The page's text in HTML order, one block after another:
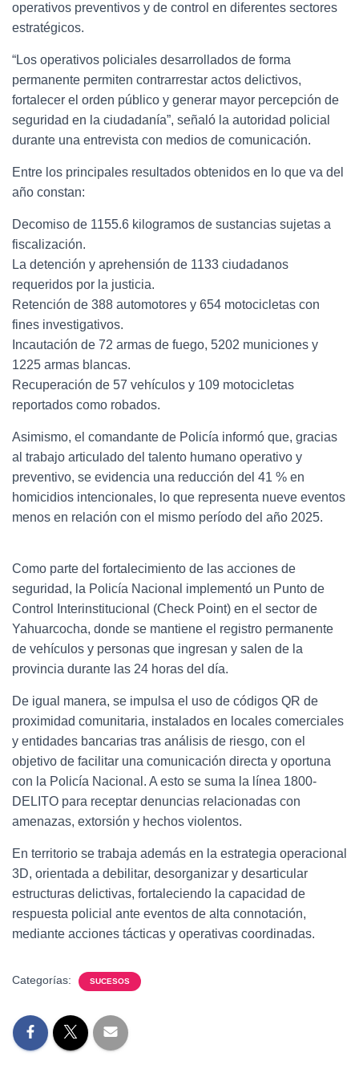
operativos preventivos y de control en diferentes sectores
estratégicos.
“Los operativos policiales desarrollados de forma
permanente permiten contrarrestar actos delictivos,
fortalecer el orden público y generar mayor percepción de
seguridad en la ciudadanía”, señaló la autoridad policial
durante una entrevista con medios de comunicación.
Entre los principales resultados obtenidos en lo que va del
año constan:
Decomiso de 1155.6 kilogramos de sustancias sujetas a
fiscalización.
La detención y aprehensión de 1133 ciudadanos
requeridos por la justicia.
Retención de 388 automotores y 654 motocicletas con
fines investigativos.
Incautación de 72 armas de fuego, 5202 municiones y
1225 armas blancas.
Recuperación de 57 vehículos y 109 motocicletas
reportados como robados.
Asimismo, el comandante de Policía informó que, gracias
al trabajo articulado del talento humano operativo y
preventivo, se evidencia una reducción del 41 % en
homicidios intencionales, lo que representa nueve eventos
menos en relación con el mismo período del año 2025.
Como parte del fortalecimiento de las acciones de
seguridad, la Policía Nacional implementó un Punto de
Control Interinstitucional (Check Point) en el sector de
Yahuarcocha, donde se mantiene el registro permanente
de vehículos y personas que ingresan y salen de la
provincia durante las 24 horas del día.
De igual manera, se impulsa el uso de códigos QR de
proximidad comunitaria, instalados en locales comerciales
y entidades bancarias tras análisis de riesgo, con el
objetivo de facilitar una comunicación directa y oportuna
con la Policía Nacional. A esto se suma la línea 1800-
DELITO para receptar denuncias relacionadas con
amenazas, extorsión y hechos violentos.
En territorio se trabaja además en la estrategia operacional
3D, orientada a debilitar, desorganizar y desarticular
estructuras delictivas, fortaleciendo la capacidad de
respuesta policial ante eventos de alta connotación,
mediante acciones tácticas y operativas coordinadas.
Categorías: SUCESOS